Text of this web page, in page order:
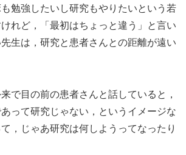
勉強したいし研究もやりたいという若
れど，「最初はちょっと違う」と言い
生は，研究と患者さんとの距離が遠い
で目の前の患者さんと話していると，
って研究じゃない，というイメージな
，じゃあ研究は何しようってなったり